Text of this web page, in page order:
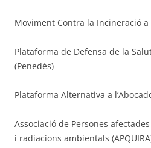
Moviment Contra la Incineració
Plataforma de Defensa de la
(Penedès)
Plataforma Alternativa a
Associació de Persones
i radiacions ambientals